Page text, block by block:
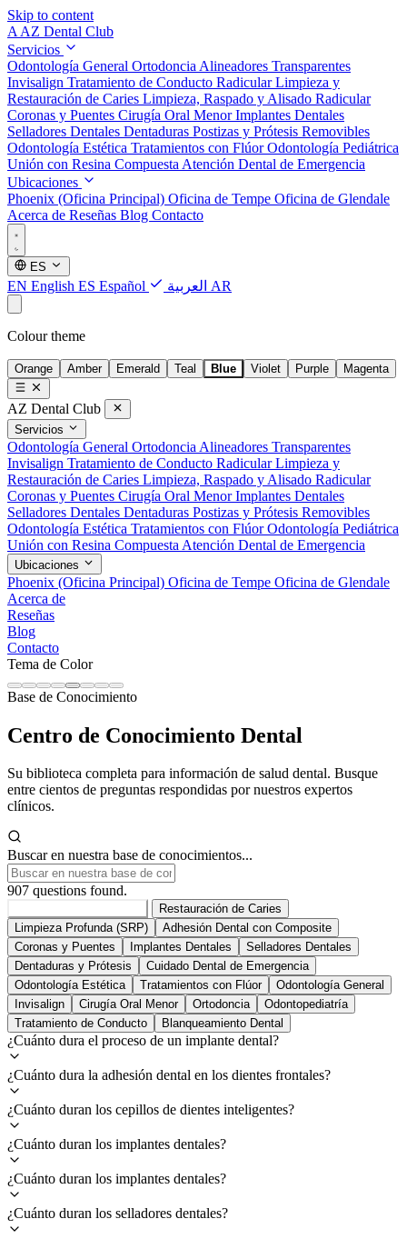
Skip to content
A AZ Dental Club
Servicios
Odontología General Ortodoncia Alineadores Transparentes
Invisalign Tratamiento de Conducto RadicularLimpieza y
Restauración de Caries Limpieza, Raspado y Alisado Radicular
Coronas y Puentes Cirugía Oral MenorImplantes Dentales
Selladores Dentales Dentaduras Postizas y Prótesis Removibles
Odontología Estética Tratamientos con FlúorOdontología Pediátrica
Unión con Resina Compuesta Atención Dental de Emergencia
Ubicaciones
Phoenix (Oficina Principal) Oficina de Tempe Oficina de Glendale
Acerca de Reseñas Blog Contacto
ES
EN English ES Español AR العربية
Colour theme
Orange Amber Emerald Teal Blue Violet Purple Magenta
AZ Dental Club
Servicios
Odontología General Ortodoncia Alineadores Transparentes
Invisalign Tratamiento de Conducto RadicularLimpieza y
Restauración de Caries Limpieza, Raspado y Alisado Radicular
Coronas y Puentes Cirugía Oral MenorImplantes Dentales
Selladores Dentales Dentaduras Postizas y Prótesis Removibles
Odontología Estética Tratamientos con FlúorOdontología Pediátrica
Unión con Resina Compuesta Atención Dental de Emergencia
Ubicaciones
Phoenix (Oficina Principal) Oficina de Tempe Oficina de Glendale
Acerca de
Reseñas
Blog
Contacto
Tema de Color
Base de Conocimiento
Centro de Conocimiento Dental
Su biblioteca completa para información de salud dental. Busque
entre cientos de preguntas respondidas por nuestros expertos
clínicos.
Buscar en nuestra base de conocimientos...
907 questions found.
Restauración de Caries
Limpieza Profunda (SRP)
Adhesión Dental con Composite
Coronas y Puentes
Implantes Dentales
Selladores Dentales
Dentaduras y Prótesis
Cuidado Dental de Emergencia
Odontología Estética
Tratamientos con Flúor
Odontología General
Invisalign
Cirugía Oral Menor Ortodoncia
Odontopediatría
Tratamiento de Conducto
Blanqueamiento Dental
¿Cuánto dura el proceso de un implante dental?
¿Cuánto dura la adhesión dental en los dientes frontales?
¿Cuánto duran los cepillos de dientes inteligentes?
¿Cuánto duran los implantes dentales?
¿Cuánto duran los implantes dentales?
¿Cuánto duran los selladores dentales?